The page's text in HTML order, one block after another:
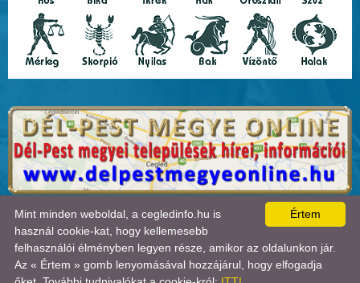
A lap0.018 másodperc alatt készült el. | Copyright 2026 © Cegledinfo
, design by:
ÍRJON NEKÜNK! |OLDALTÉRKÉP IMPRESSZUM
A látogatók száma 2018.11.11-től:22715473| Ebben a hónapban:
2|Statisztika

Értem
Mint minden weboldal, a cegledinfo.hu is
használ cookie-kat, hogy kellemesebb
felhasználói élményben legyen része, amikor az oldalunkon jár.
Az « Értem » gomb lenyomásával hozzájárul, hogy elfogadja